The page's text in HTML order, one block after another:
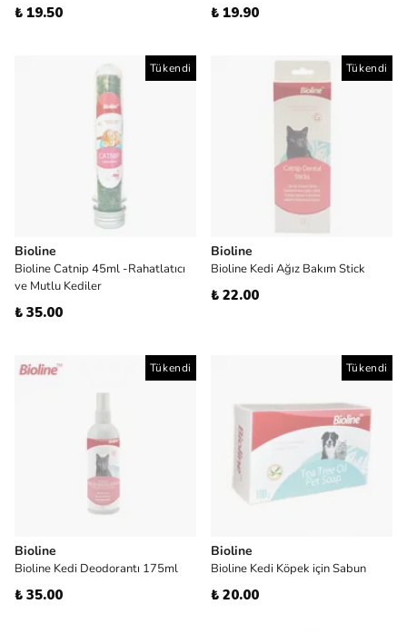
₺ 19.50 ₺ 19.90
Tükendi
Bioline
Bioline Catnip 45ml -Rahatlatıcı
ve Mutlu Kediler
₺ 35.00
Tükendi
Bioline
Bioline Kedi Ağız Bakım Stick
₺ 22.00
Tükendi
Bioline
Bioline Kedi Deodorantı 175ml
₺ 35.00
Tükendi
Bioline
Bioline Kedi Köpek için Sabun
₺ 20.00